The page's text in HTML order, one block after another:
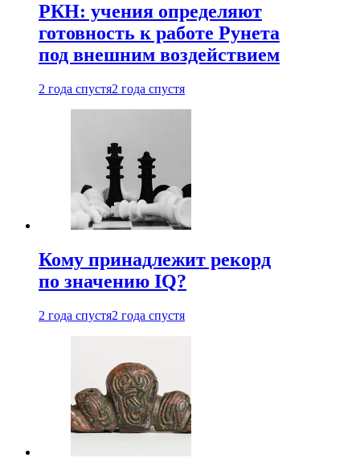
РКН: учения определяют
готовность к работе Рунета
под внешним воздействием
2 года спустя2 года спустя
Кому принадлежит рекорд
по значению IQ?
2 года спустя2 года спустя